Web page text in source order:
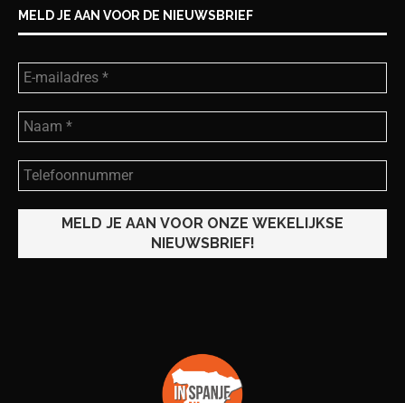
MELD JE AAN VOOR DE NIEUWSBRIEF